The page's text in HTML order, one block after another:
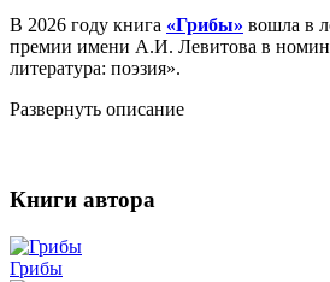
В 2026 году книга «Грибы» вошла в
премии имени А.И. Левитова в
литература: поэзия».
Развернуть описание
Книги автора
Грибы